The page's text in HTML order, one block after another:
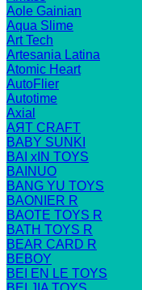
Aole Gainian
Aqua Slime
Art Tech
Artesania Latina
Atomic Heart
AutoFlier
Autotime
Axial
AЯT CRAFT
BABY SUNKI
BAI xIN TOYS
BAINUO
BANG YU TOYS
BAONIER R
BAOTE TOYS R
BATH TOYS R
BEAR CARD R
BEBOY
BEI EN LE TOYS